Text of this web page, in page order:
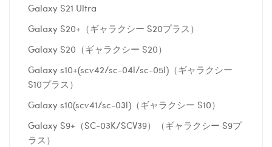
Galaxy S21 Ultra
Galaxy S20+（ギャラクシー S20プラス）
Galaxy S20（ギャラクシー S20）
Galaxy s10+(scv42/sc-04l/sc-05l)（ギャラクシー
S10プラス）
Galaxy s10(scv41/sc-03l)（ギャラクシー S10）
Galaxy S9+（SC-03K/SCV39）（ギャラクシー S9プ
ラス）